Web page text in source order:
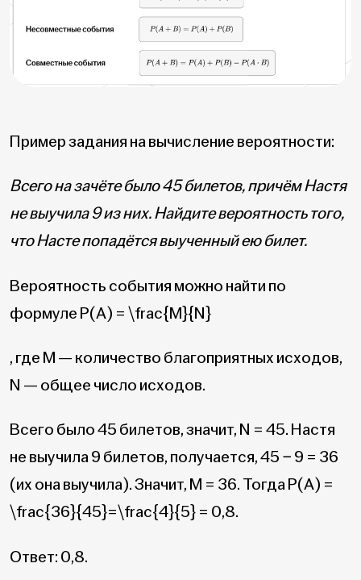
Пример задания на вычисление вероятности:
Всего на зачёте было 45 билетов, причём Настя
не выучила 9 из них. Найдите вероятность того,
что Насте попадётся выученный ею билет.
Вероятность события можно найти по
формуле P(A) = \frac{M}{N}
, где M — количество благоприятных исходов,
N — общее число исходов.
Всего было 45 билетов, значит, N = 45. Настя
не выучила 9 билетов, получается, 45 − 9 = 36
(их она выучила). Значит, M = 36. Тогда Р(А) =
\frac{36}{45}=\frac{4}{5} = 0,8.
Ответ: 0,8.